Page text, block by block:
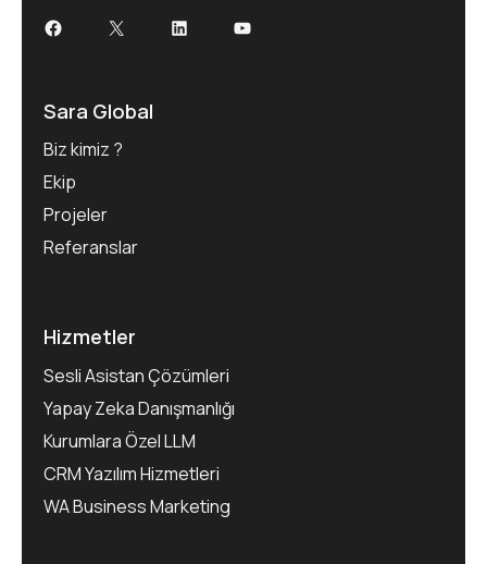
Facebook
X LinkedInYouTube
Sara Global
Biz kimiz ?
Ekip
Projeler
Referanslar
Hizmetler
Sesli Asistan Çözümleri
Yapay Zeka Danışmanlığı
Kurumlara Özel LLM
CRM Yazılım Hizmetleri
WA Business Marketing